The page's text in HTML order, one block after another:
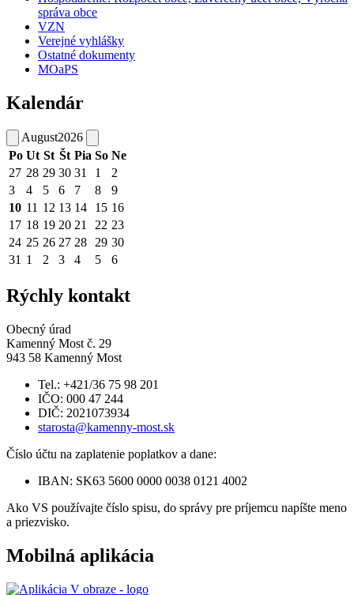
správa obce
VZN
Verejné vyhlášky
Ostatné dokumenty
MOaPS
Kalendár
August2026
Po Ut St Št Pia So Ne
27 28 29 30 31 1
2
3
4 5 6 7 8
9
10 11 12 13 14 15 16
17 18 19 20 21 22 23
24 25 26 27 28 29 30
31 1 2 3 4 5 6
Rýchly kontakt
Obecný úrad
Kamenný Most č. 29
943 58 Kamenný Most
Tel.: +421/36 75 98 201
IČO: 000 47 244
DIČ: 2021073934
starosta@kamenny-most.sk
Číslo účtu na zaplatenie poplatkov a dane:
IBAN: SK63 5600 0000 0038 0121 4002
Ako VS používajte číslo spisu, do správy pre príjemcu napíšte meno
a priezvisko.
Mobilná aplikácia